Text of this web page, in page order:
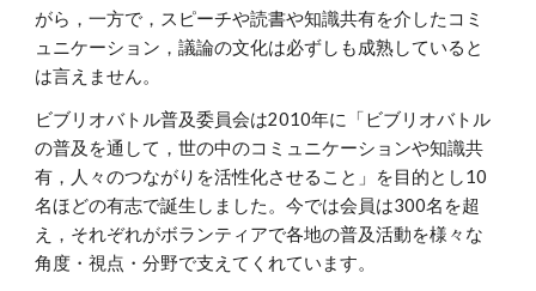
がら，一方で，スピーチや読書や知識共有を介したコミ
ュニケーション，議論の文化は必ずしも成熟していると
は言えません。
ビブリオバトル普及委員会は2010年に「ビブリオバトル
の普及を通して，世の中のコミュニケーションや知識共
有，人々のつながりを活性化させること」を目的とし10
名ほどの有志で誕生しました。今では会員は300名を超
え，それぞれがボランティアで各地の普及活動を様々な
角度・視点・分野で支えてくれています。